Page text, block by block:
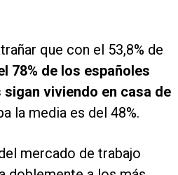
que con el 53,8% de
78% de los españoles
sigan viviendo en casa de
la media es del 48%.
mercado de trabajo